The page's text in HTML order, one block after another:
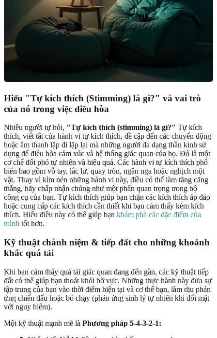
Hiểu "Tự kích thích (Stimming) là gì?" và vai trò
của nó trong việc điều hòa
Nhiều người tự hỏi, "Tự kích thích (stimming) là gì?" Tự kích
thích, viết tắt của hành vi tự kích thích, đề cập đến các chuyển động
hoặc âm thanh lặp đi lặp lại mà những người đa dạng thần kinh sử
dụng để điều hòa cảm xúc và hệ thống giác quan của họ. Đó là một
cơ chế đối phó tự nhiên và hiệu quả. Các hành vi tự kích thích phổ
biến bao gồm vỗ tay, lắc lư, quay tròn, ngân nga hoặc nghịch một
vật. Thay vì kìm nén những hành vi này, điều có thể làm tăng căng
thẳng, hãy chấp nhận chúng như một phần quan trọng trong bộ
công cụ của bạn. Tự kích thích giúp bạn chặn các kích thích áp đảo
hoặc cung cấp các kích thích cần thiết khi bạn cảm thấy kém kích
thích. Hiểu điều này có thể giúp bạn khám phá các đặc điểm của
mình tốt hơn.
Kỹ thuật chánh niệm & tiếp đất cho những khoảnh
khắc quá tải
Khi bạn cảm thấy quá tải giác quan đang đến gần, các kỹ thuật tiếp
đất có thể giúp bạn thoát khỏi bờ vực. Những thực hành này đưa sự
tập trung của bạn vào thời điểm hiện tại và cơ thể bạn, làm dịu phản
ứng chiến đấu hoặc bỏ chạy (phản ứng sinh lý tự nhiên khi đối mặt
với nguy hiểm).
Một kỹ thuật mạnh mẽ là Phương pháp 5-4-3-2-1: